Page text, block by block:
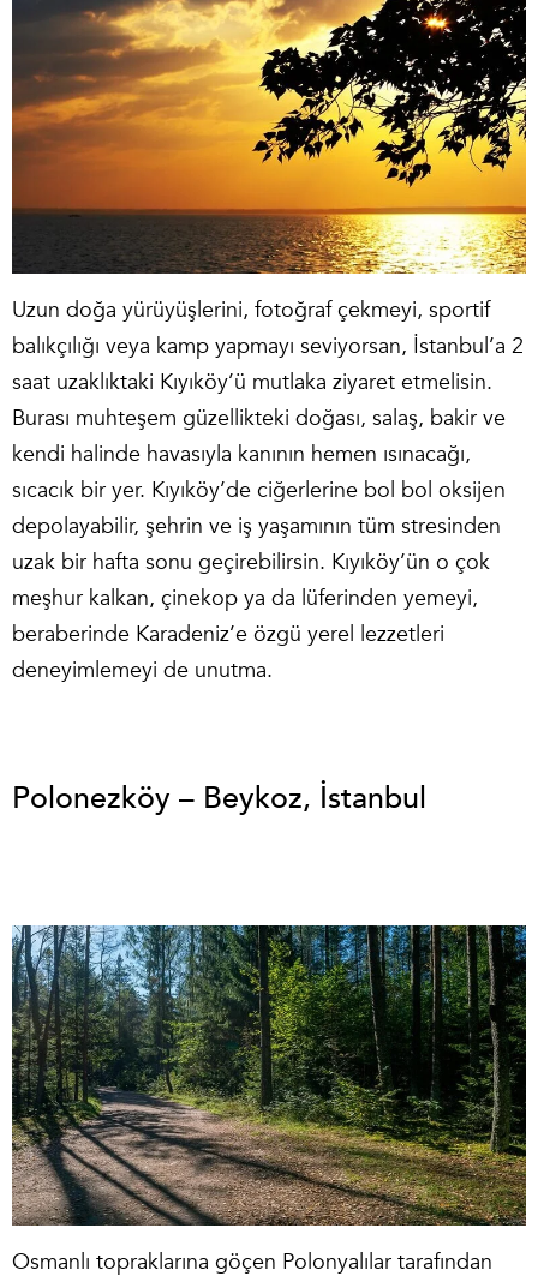
Uzun doğa yürüyüşlerini, fotoğraf çekmeyi, sportif
balıkçılığı veya kamp yapmayı seviyorsan, İstanbul’a 2
saat uzaklıktaki Kıyıköy’ü mutlaka ziyaret etmelisin.
Burası muhteşem güzellikteki doğası, salaş, bakir ve
kendi halinde havasıyla kanının hemen ısınacağı,
sıcacık bir yer. Kıyıköy’de ciğerlerine bol bol oksijen
depolayabilir, şehrin ve iş yaşamının tüm stresinden
uzak bir hafta sonu geçirebilirsin. Kıyıköy’ün o çok
meşhur kalkan, çinekop ya da lüferinden yemeyi,
beraberinde Karadeniz’e özgü yerel lezzetleri
deneyimlemeyi de unutma.
Polonezköy – Beykoz, İstanbul
Osmanlı topraklarına göçen Polonyalılar tarafından